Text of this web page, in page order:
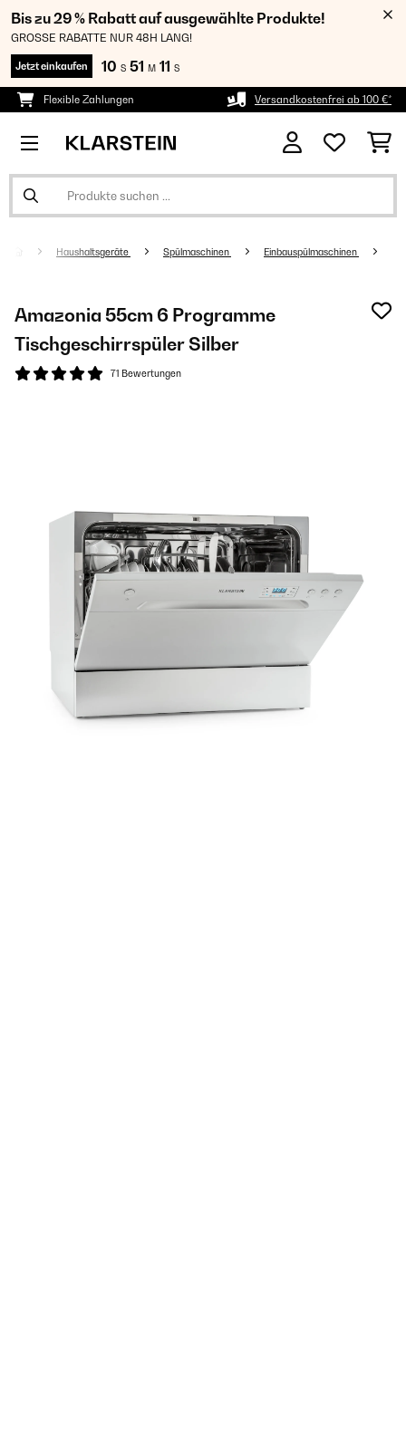
Bis zu 29 % Rabatt auf ausgewählte Produkte!
GROSSE RABATTE NUR 48H LANG!
Jetzt einkaufen 10 S 51 M 11 S
Flexible Zahlungen Versandkostenfrei ab 100 €*
Haushaltsgeräte Spülmaschinen Einbauspülmaschinen
Amazonia 55cm 6 Programme
Tischgeschirrspüler Silber
71 Bewertungen